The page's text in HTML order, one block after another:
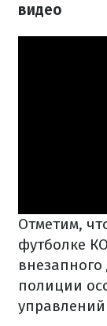
видео
Отметим,
футболке
полиции